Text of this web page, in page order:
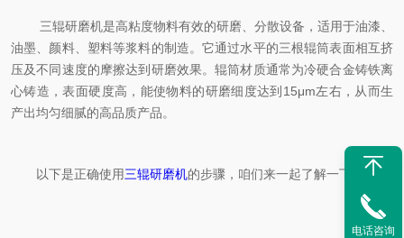
三辊研磨机是高粘度物料有效的研磨、分散设备，适用于油漆、
油墨、颜料、塑料等浆料的制造。它通过水平的三根辊筒表面相互挤
压及不同速度的摩擦达到研磨效果。辊筒材质通常为冷硬合金铸铁离
心铸造，表面硬度高，能使物料的研磨细度达到15μm左右，从而生
产出均匀细腻的高品质产品。
以下是正确使用三辊研磨机的步骤，咱们来一起了解一下吧。
电话咨询